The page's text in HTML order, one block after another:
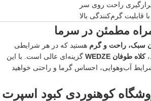
راحت روی سر
با قابلیت گرم‌کنندگی بالا
مطمئن در سرما
سبک، راحت و گرم هستید که در هر شرایطی
کلاه طوفان WEDZE
گزینه‌ای عالی است. با این
آب‌و‌هوایی، احساس گرما و راحتی خواهید
کوهنوردی کبود اسپرت